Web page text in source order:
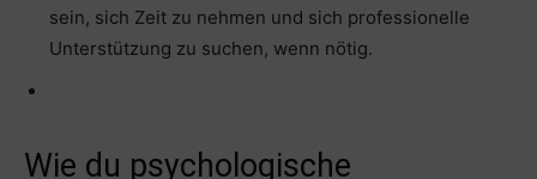
sein, sich Zeit zu nehmen und sich professionelle
Unterstützung zu suchen, wenn nötig.
Wie du psychologische